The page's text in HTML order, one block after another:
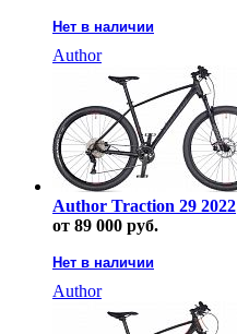
Нет в наличии
Author
Author Traction 29 2022
от 89 000 руб.
Нет в наличии
Author